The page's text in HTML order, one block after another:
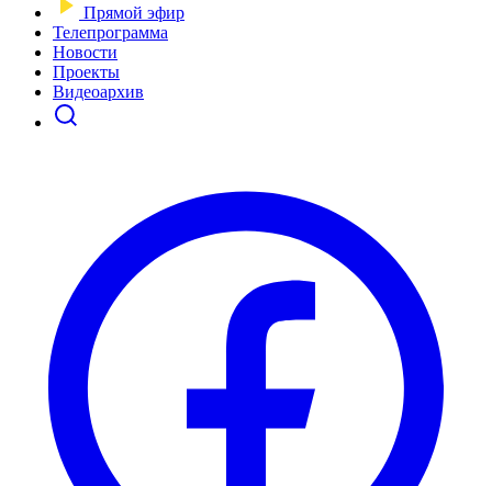
Прямой эфир
Телепрограмма
Новости
Проекты
Видеоархив